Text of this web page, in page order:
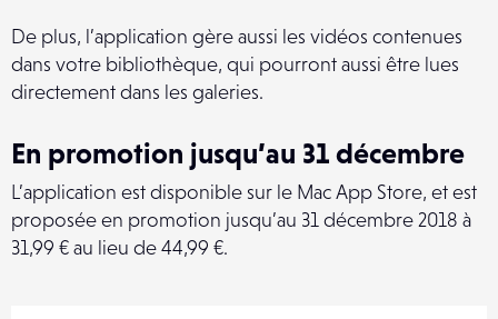
De plus, l’application gère aussi les vidéos contenues
dans votre bibliothèque, qui pourront aussi être lues
directement dans les galeries.
En promotion jusqu’au 31 décembre
L’application est disponible sur le Mac App Store, et est
proposée en promotion jusqu’au 31 décembre 2018 à
31,99 € au lieu de 44,99 €.